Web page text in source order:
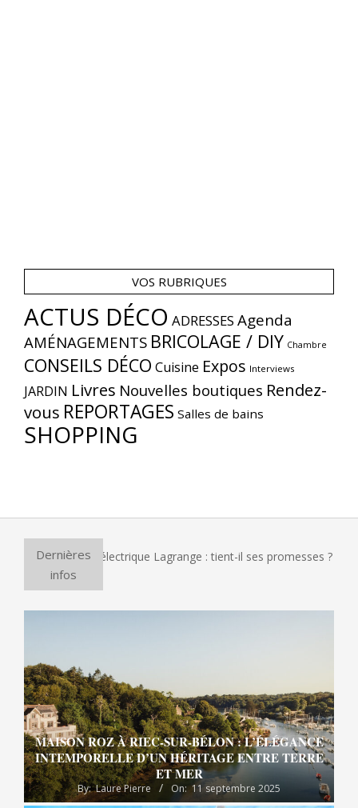
VOS RUBRIQUES
ACTUS DÉCO ADRESSES Agenda
AMÉNAGEMENTS BRICOLAGE / DIY Chambre
CONSEILS DÉCO Cuisine Expos Interviews
JARDIN Livres Nouvelles boutiques Rendez-
vous REPORTAGES Salles de bains
SHOPPING
Dernières
infos
à pizza électrique Lagrange : tient-il ses promesses ?
MAISON ROZ À RIEC-SUR-BÉLON : L’ÉLÉGANCE
INTEMPORELLE D’UN HÉRITAGE ENTRE TERRE
ET MER
By: Laure Pierre On: 11 septembre 2025